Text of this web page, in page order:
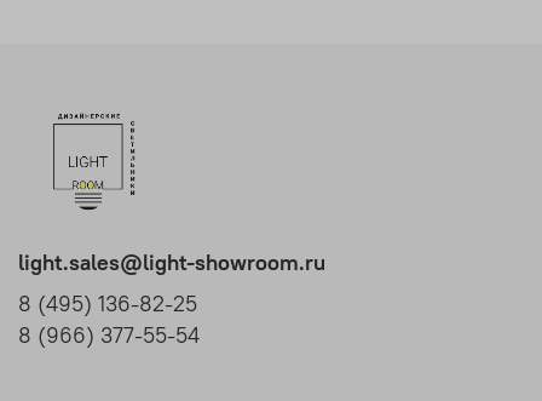
light.sales@light-showroom.ru
8 (495) 136-82-25
8 (966) 377-55-54